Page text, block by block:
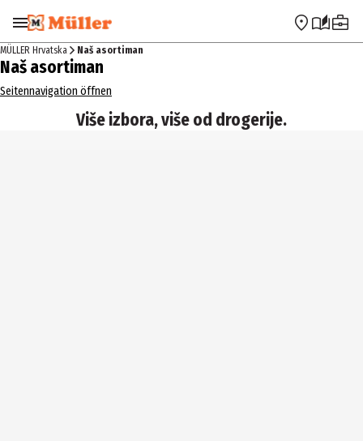
Preskoči na navigaciju Preskoči na glavni sadržaj
MÜLLER Hrvatska Naš asortiman
Naš asortiman
Seitennavigation öffnen
Više izbora, više od drogerije.